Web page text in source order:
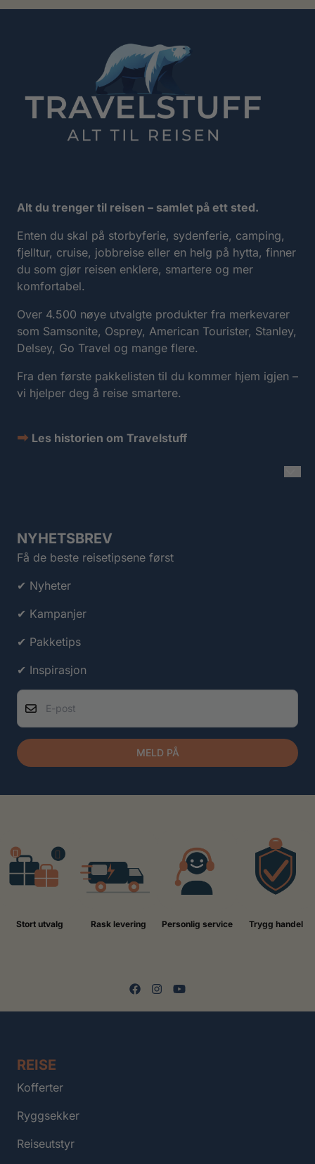
testimonial
testimonial
Alt du trenger til reisen – samlet på ett sted.
Enten du skal på storbyferie, sydenferie, camping,
fjelltur, cruise, jobbreise eller en helg på hytta, finner
du som gjør reisen enklere, smartere og mer
komfortabel.
Over 4.500 nøye utvalgte produkter fra merkevarer
som Samsonite, Osprey, American Tourister, Stanley,
Delsey, Go Travel og mange flere.
Fra den første pakkelisten til du kommer hjem igjen –
vi hjelper deg å reise smartere.
➡ Les historien om Travelstuff
NYHETSBREV
Få de beste reisetipsene først
✔ Nyheter
✔ Kampanjer
✔ Pakketips
✔ Inspirasjon
E-post
MELD PÅ
Stort utvalg Rask levering Personlig service Trygg handel
REISE
Kofferter
Ryggsekker
Reiseutstyr